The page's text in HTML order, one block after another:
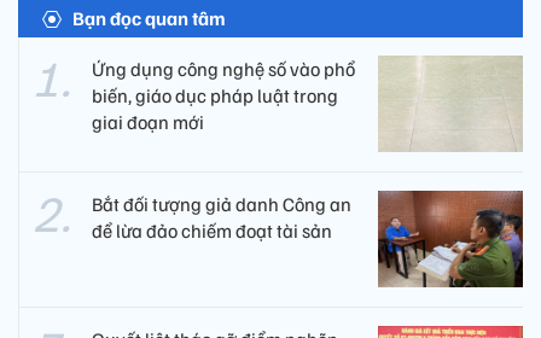
Bạn đọc quan tâm
Ứng dụng công nghệ số vào phổ
biến, giáo dục pháp luật trong
giai đoạn mới
Bắt đối tượng giả danh Công an
để lừa đảo chiếm đoạt tài sản